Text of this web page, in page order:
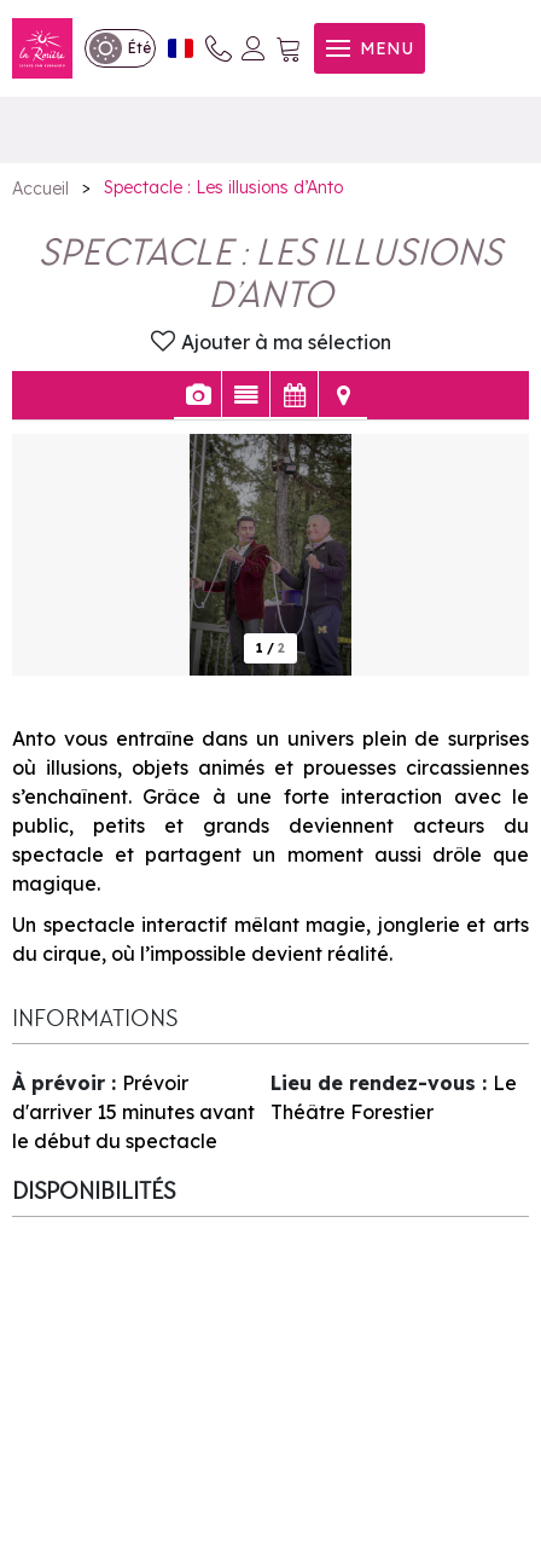
Été MENU
Spectacle : Les illusions
d’Anto
Accueil > Spectacle : Les illusions d’Anto
SPECTACLE : LES ILLUSIONS
D’ANTO
Ajouter à ma sélection
1 / 2
Anto vous entraîne dans un univers plein de surprises
où illusions, objets animés et prouesses circassiennes
s’enchaînent. Grâce à une forte interaction avec le
public, petits et grands deviennent acteurs du
spectacle et partagent un moment aussi drôle que
magique.
Un spectacle interactif mêlant magie, jonglerie et arts
du cirque, où l’impossible devient réalité.
INFORMATIONS
À prévoir : Prévoir
d'arriver 15 minutes avant
le début du spectacle
Lieu de rendez-vous : Le
Théâtre Forestier
DISPONIBILITÉS